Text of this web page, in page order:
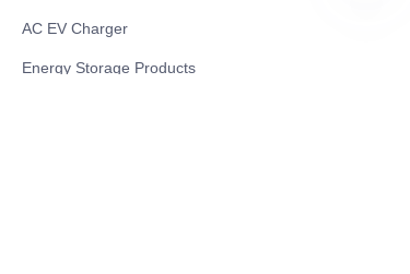
AC EV Charger
Energy Storage Products
VI